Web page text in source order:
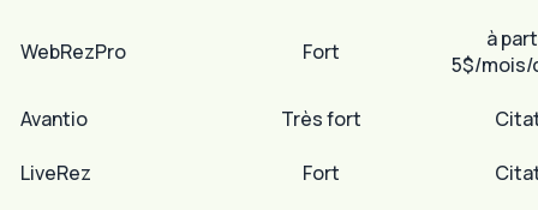
WebRezPro Fort
à
5$/mois/
Avantio Très fort
LiveRez Fort